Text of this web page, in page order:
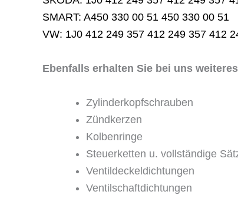
SMART: A450 330 00 51 450 330 00 51
VW: 1J0 412 249 357 412 249 357 412
Ebenfalls erhalten Sie bei uns
Zylinderkopfschrauben
Zündkerzen
Kolbenringe
Steuerketten u. vollständige
Ventildeckeldichtungen
Ventilschaftdichtungen